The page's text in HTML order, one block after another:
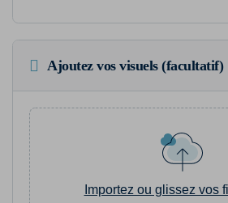
Ajoutez vos visuels (facultatif)
Importez ou glissez vos